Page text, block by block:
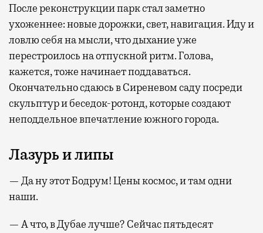
После реконструкции парк стал заметно
ухоженнее: новые дорожки, свет, навигация. Иду и
ловлю себя на мысли, что дыхание уже
перестроилось на отпускной ритм. Голова,
кажется, тоже начинает поддаваться.
Окончательно сдаюсь в Сиреневом саду посреди
скульптур и беседок-ротонд, которые создают
неподдельное впечатление южного города.
Лазурь и липы
— Да ну этот Бодрум! Цены космос, и там одни
наши.
— А что, в Дубае лучше? Сейчас пятьдесят